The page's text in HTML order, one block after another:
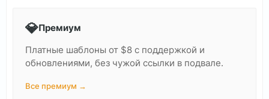
💎Премиум
Платные шаблоны от $8 с поддержкой и
обновлениями, без чужой ссылки в подвале.
Все премиум →